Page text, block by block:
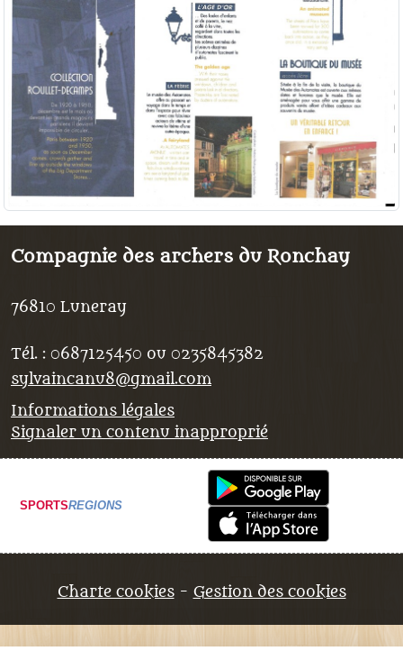
Compagnie des archers du Ronchay
76810 Luneray
Tél. : 0687125450 ou 0235845382
sylvaincanu8@gmail.com
Informations légales
Signaler un contenu inapproprié
SPORTSREGIONS
Charte cookies Gestion des cookies